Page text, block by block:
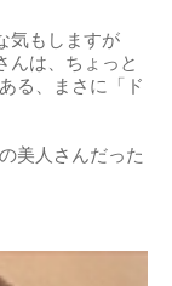
気もしますが
んは、ちょっと
る、まさに「ド
美人さんだった